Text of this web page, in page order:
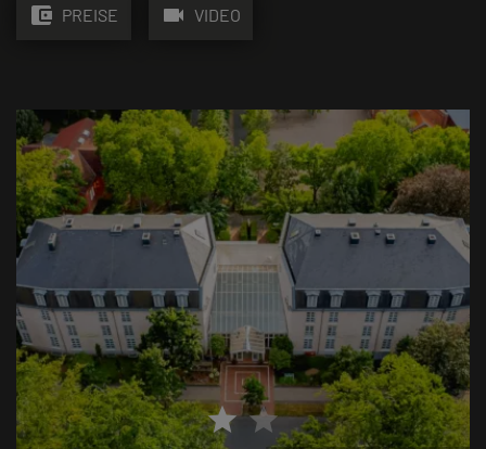
account_balance_wallet PREISE videocam VIDEO
starstar